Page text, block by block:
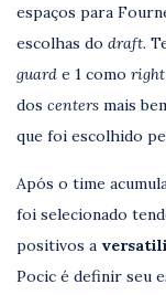
espaços para
escolhas do draft.
guard e 1 como
dos centers mais
que foi escolhido
Após o time
foi selecionado
positivos a
Pocic é definir seu